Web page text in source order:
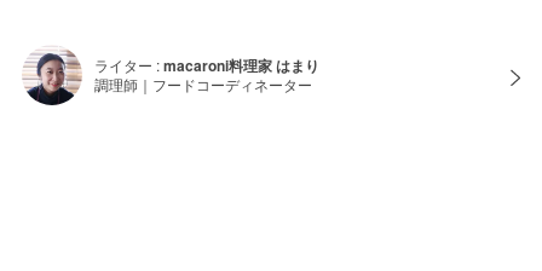
ライター :macaroni料理家 はまり
調理師｜フードコーディネーター